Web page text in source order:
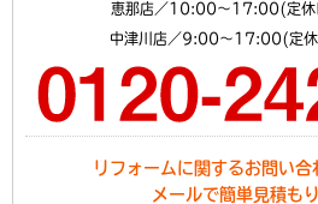
恵那店／10:00～17:00(定休
中津川店／9:00～17:00(定休
リフォームに関するお問い合
メールで簡単見積も